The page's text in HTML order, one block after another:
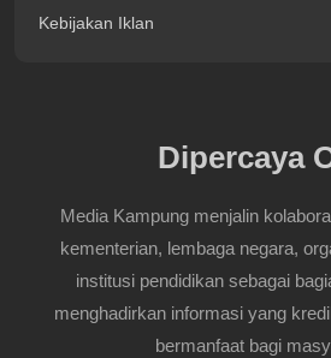
Kebijakan Iklan
Dipercaya
Media Kampung menjalin
kementerian, lembaga negara,
institusi pendidikan sebagai
menghadirkan informasi yang
bermanfaat bagi